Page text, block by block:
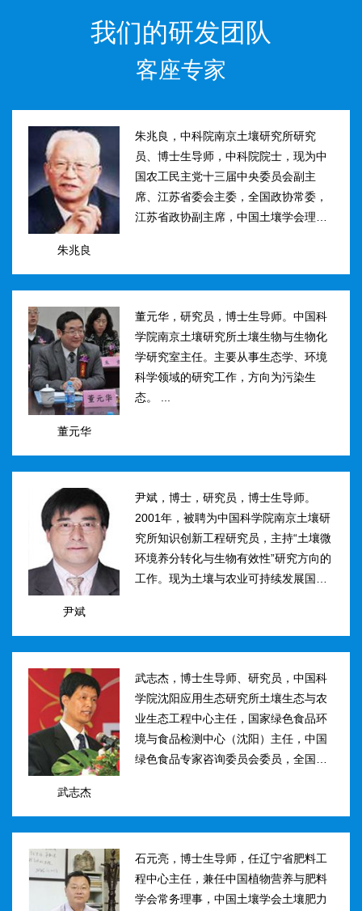
我们的研发团队
客座专家
朱兆良
朱兆良，中科院南京土壤研究所研究
员、博士生导师，中科院院士，现为中
国农工民主党十三届中央委员会副主
席、江苏省委会主委，全国政协常委，
江苏省政协副主席，中国土壤学会理事
国家、中科院、江苏省科技进步奖和自
董元华
董元华，研究员，博士生导师。中国科
学院南京土壤研究所土壤生物与生物化
学研究室主任。主要从事生态学、环境
科学领域的研究工作，方向为污染生
态。 ...
尹斌
尹斌，博士，研究员，博士生导师。
2001年，被聘为中国科学院南京土壤研
究所知识创新工程研究员，主持“土壤微
环境养分转化与生物有效性”研究方向的
工作。现为土壤与农业可持续发展国家
影...
武志杰
武志杰，博士生导师、研究员，中国科
学院沈阳应用生态研究所土壤生态与农
业生态工程中心主任，国家绿色食品环
境与食品检测中心（沈阳）主任，中国
绿色食品专家咨询委员会委员，全国肥
学调控、新型缓控释肥料研制；土壤...
石元亮，博士生导师，任辽宁省肥料工
程中心主任，兼任中国植物营养与肥料
学会常务理事，中国土壤学会土壤肥力